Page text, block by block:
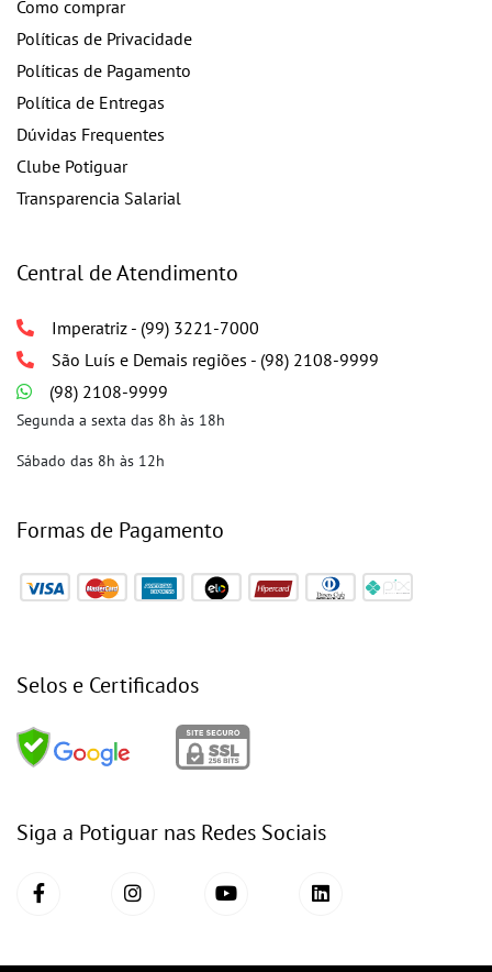
Como comprar
Políticas de Privacidade
Políticas de Pagamento
Política de Entregas
Dúvidas Frequentes
Clube Potiguar
Transparencia Salarial
Central de Atendimento
Imperatriz - (99) 3221-7000
São Luís e Demais regiões - (98) 2108-9999
(98) 2108-9999
Segunda a sexta das 8h às 18h
Sábado das 8h às 12h
Formas de Pagamento
Selos e Certificados
Siga a Potiguar nas Redes Sociais